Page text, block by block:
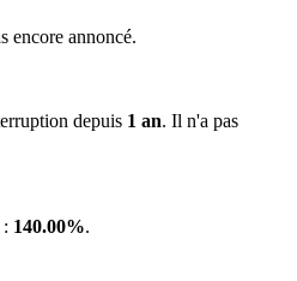
encore annoncé.
depuis 1 an. Il n'a pas
140.00%.